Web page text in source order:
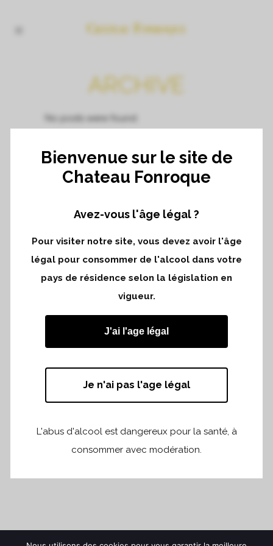
ARCHIVE
No posts were found.
Bienvenue sur le site de
Chateau Fonroque
Avez-vous l'âge légal ?
Pour visiter notre site, vous devez avoir l'âge
légal pour consommer de l'alcool dans votre
pays de résidence selon la législation en
vigueur.
J'ai l'age légal
Je n'ai pas l'age légal
L'abus d'alcool est dangereux pour la santé, à
consommer avec modération.